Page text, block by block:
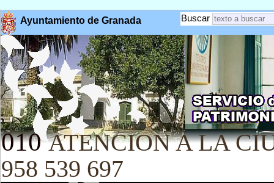
Ayuntamiento de Granada Buscar
010 ATENCION A LA
958 539 697